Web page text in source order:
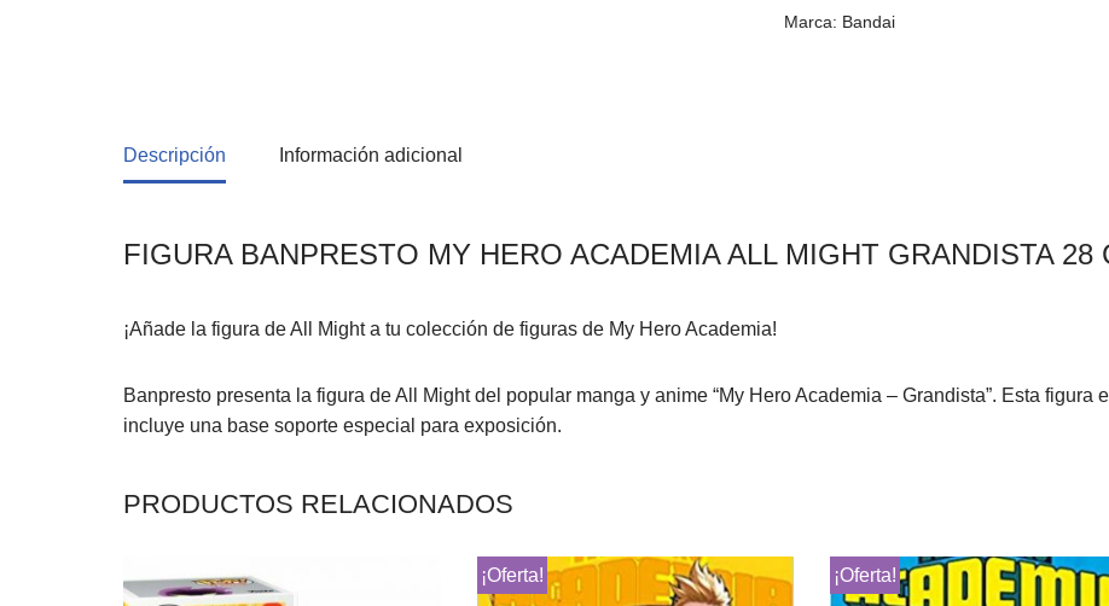
Marca: Bandai
Descripción Información adicional
FIGURA BANPRESTO MY HERO ACADEMIA ALL MIGHT GRANDISTA 28
¡Añade la figura de All Might a tu colección de figuras de My Hero Academia!
Banpresto presenta la figura de All Might del popular manga y anime “My Hero Academia – Grandista”. Esta
incluye una base soporte especial para exposición.
PRODUCTOS RELACIONADOS
¡Oferta! ¡Oferta!